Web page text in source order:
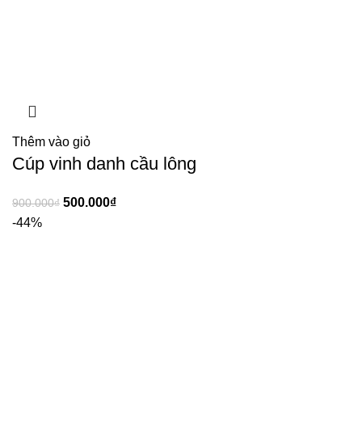
Thêm vào giỏ
Cúp vinh danh cầu lông
900.000₫ 500.000₫
-44%